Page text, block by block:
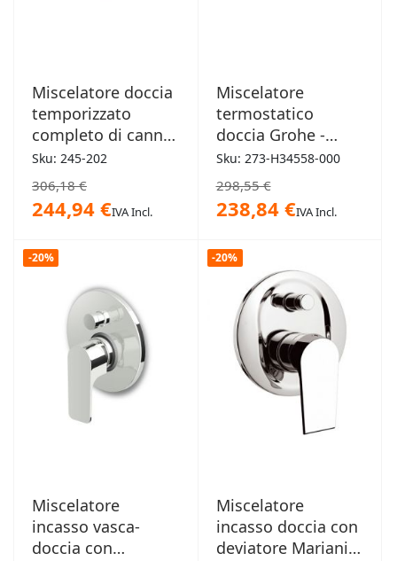
Miscelatore doccia
temporizzato
completo di canna
MCM
Sku: 245-202
306,18 €
244,94 €IVA Incl.
Miscelatore
termostatico
doccia Grohe -
Grotherm800 New
Sku: 273-H34558-000
298,55 €
238,84 €IVA Incl.
-20%
Miscelatore
incasso vasca-
doccia con
-20%
Miscelatore
incasso doccia con
deviatore Mariani -